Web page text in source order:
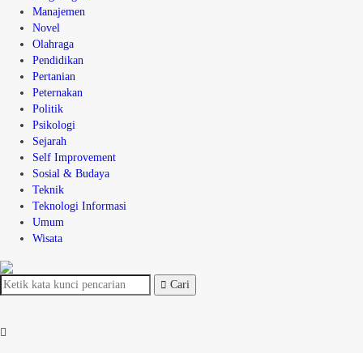
Manajemen
Novel
Olahraga
Pendidikan
Pertanian
Peternakan
Politik
Psikologi
Sejarah
Self Improvement
Sosial & Budaya
Teknik
Teknologi Informasi
Umum
Wisata
Cari